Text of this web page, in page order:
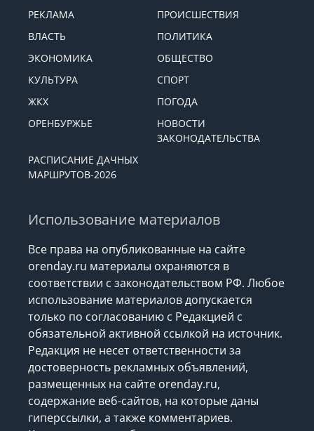
РЕКЛАМА
ПРОИСШЕСТВИЯ
ВЛАСТЬ
ПОЛИТИКА
ЭКОНОМИКА
ОБЩЕСТВО
КУЛЬТУРА
СПОРТ
ЖКХ
ПОГОДА
ОРЕНБУРЖЬЕ
НОВОСТИ
ЗАКОНОДАТЕЛЬСТВА
РАСПИСАНИЕ ДАЧНЫХ
МАРШРУТОВ-2026
Использование материалов
Все права на опубликованные на сайте
orenday.ru материалы охраняются в
соответствии с законодательством РФ. Любое
использование материалов допускается
только по согласованию с Редакцией с
обязательной активной ссылкой на источник.
Редакция не несет ответственности за
достоверность рекламных объявлений,
размещенных на сайте orenday.ru,
содержание веб-сайтов, на которые даны
гиперссылки, а также комментариев.